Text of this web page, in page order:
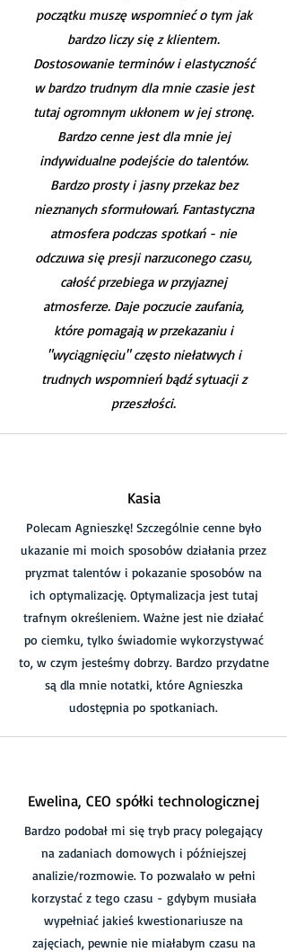
początku muszę wspomnieć o tym jak
bardzo liczy się z klientem.
Dostosowanie terminów i elastyczność
w bardzo trudnym dla mnie czasie jest
tutaj ogromnym ukłonem w jej stronę.
Bardzo cenne jest dla mnie jej
indywidualne podejście do talentów.
Bardzo prosty i jasny przekaz bez
nieznanych sformułowań. Fantastyczna
atmosfera podczas spotkań - nie
odczuwa się presji narzuconego czasu,
całość przebiega w przyjaznej
atmosferze. Daje poczucie zaufania,
które pomagają w przekazaniu i
"wyciągnięciu" często niełatwych i
trudnych wspomnień bądź sytuacji z
przeszłości.
Kasia
Polecam Agnieszkę! Szczególnie cenne było
ukazanie mi moich sposobów działania przez
pryzmat talentów i pokazanie sposobów na
ich optymalizację. Optymalizacja jest tutaj
trafnym określeniem. Ważne jest nie działać
po ciemku, tylko świadomie wykorzystywać
to, w czym jesteśmy dobrzy. Bardzo przydatne
są dla mnie notatki, które Agnieszka
udostępnia po spotkaniach.
Ewelina, CEO spółki technologicznej
Bardzo podobał mi się tryb pracy polegający
na zadaniach domowych i późniejszej
analizie/rozmowie. To pozwalało w pełni
korzystać z tego czasu - gdybym musiała
wypełniać jakieś kwestionariusze na
zajęciach, pewnie nie miałabym czasu na